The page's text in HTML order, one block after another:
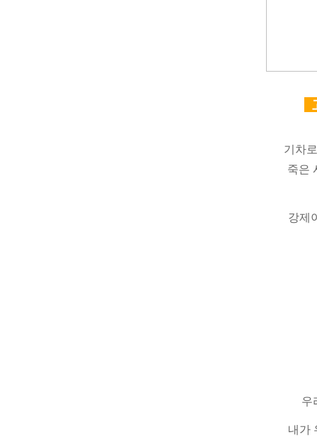
기차
죽은
강제
우
내가